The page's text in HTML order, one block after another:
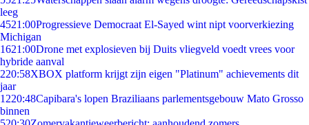
leeg
4521:00Progressieve Democraat El-Sayed wint nipt voorverkiezing
Michigan
1621:00Drone met explosieven bij Duits vliegveld voedt vrees voor
hybride aanval
220:58XBOX platform krijgt zijn eigen "Platinum" achievements dit
jaar
1220:48Capibara's lopen Braziliaans parlementsgebouw Mato Grosso
binnen